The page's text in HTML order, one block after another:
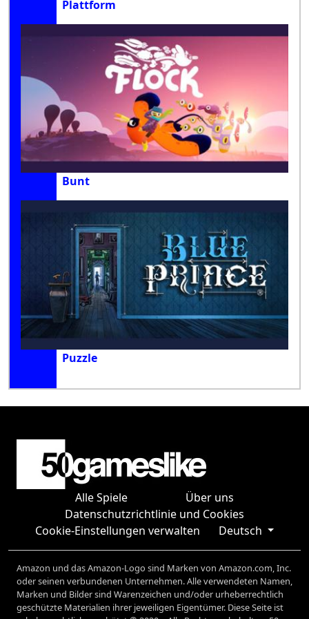
Plattform
Bunt
Puzzle
Alle Spiele
Über uns
Datenschutzrichtlinie und Cookies
Cookie-Einstellungen verwalten
Deutsch
Amazon und das Amazon-Logo sind Marken von Amazon.com, Inc.
oder seinen verbundenen Unternehmen. Alle verwendeten Namen,
Marken und Bilder sind Warenzeichen und/oder urheberrechtlich
geschützte Materialien ihrer jeweiligen Eigentümer. Diese Seite ist